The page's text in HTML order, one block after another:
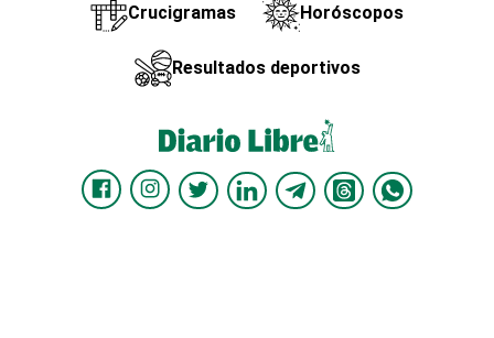
Crucigramas Horóscopos
Resultados deportivos